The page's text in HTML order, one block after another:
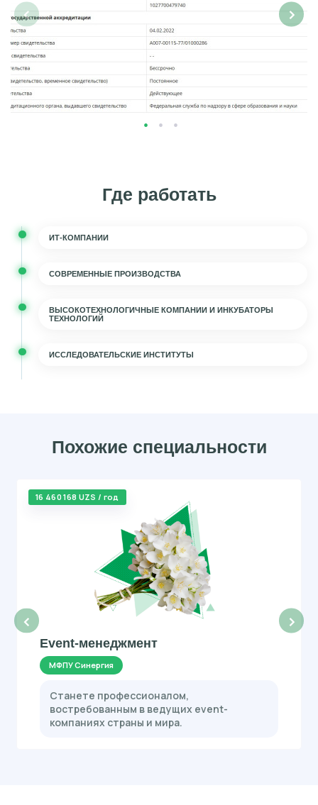
‹ ›
Где работать
ИТ-КОМПАНИИ
СОВРЕМЕННЫЕ ПРОИЗВОДСТВА
ВЫСОКОТЕХНОЛОГИЧНЫЕ КОМПАНИИ И ИНКУБАТОРЫ
ТЕХНОЛОГИЙ
ИССЛЕДОВАТЕЛЬСКИЕ ИНСТИТУТЫ
Похожие специальности
‹
16 460 168 UZS / год
Event-менеджмент
МФПУ Синергия
Станете профессионалом,
востребованным в ведущих event-
компаниях страны и мира.
›